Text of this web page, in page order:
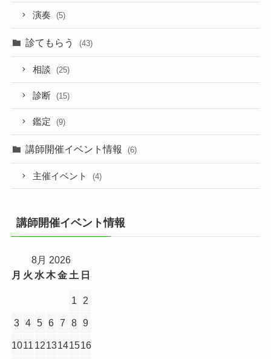
演奏 (5)
診てもらう (43)
相談 (25)
診断 (15)
鑑定 (9)
講師開催イベント情報 (6)
主催イベント (4)
講師開催イベント情報
8月 2026
月 火 水木金 土 日
1 2
3 4 5 6 7 8 9
1011 1213141516